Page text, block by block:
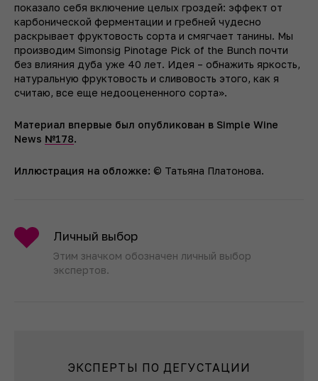
показало себя включение целых гроздей: эффект от
карбонической ферментации и гребней чудесно
раскрывает фруктовость сорта и смягчает танины. Мы
производим Simonsig Pinotage Pick of the Bunch почти
без влияния дуба уже 40 лет. Идея – обнажить яркость,
натуральную фруктовость и сливовость этого, как я
считаю, все еще недооцененного сорта».
Материал впервые был опубликован в Simple Wine
News №178.
Иллюстрация на обложке: © Татьяна Платонова.
Личный выбор
Этим значком обозначен личный выбор
экспертов.
ЭКСПЕРТЫ ПО ДЕГУСТАЦИИ